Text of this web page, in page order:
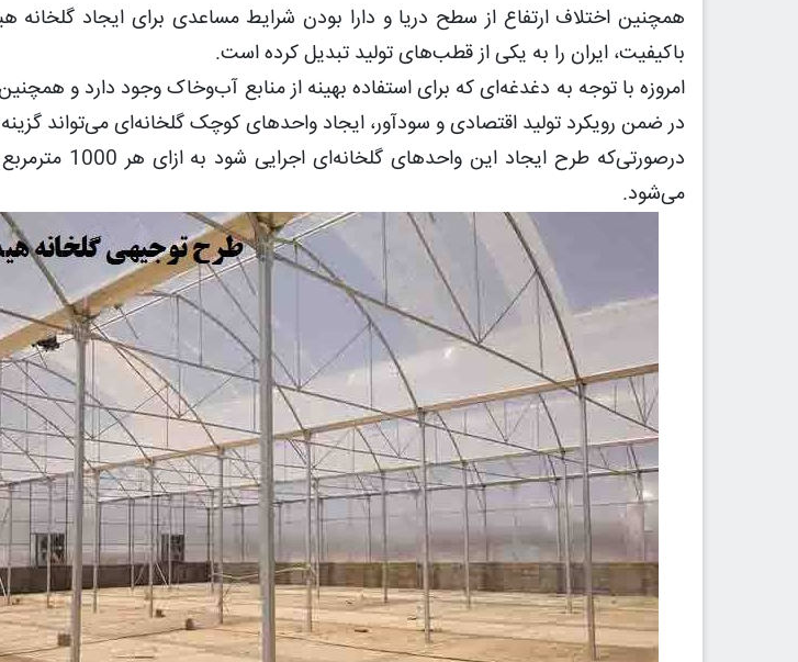
همچنین اختلاف ارتفاع از سطح دریا و دارا بودن شرایط مساعدی برای ایجاد گلخانه
باکیفیت، ایران را به یکی از قطب‌های تولید تبدیل کرده است.
امروزه با توجه به دغدغه‌ای که برای استفاده بهینه از منابع آب‌وخاک وجود دارد و
در ضمن رویکرد تولید اقتصادی و سودآور، ایجاد واحدهای کوچک گلخانه‌ای می‌تواند
می‌شود.